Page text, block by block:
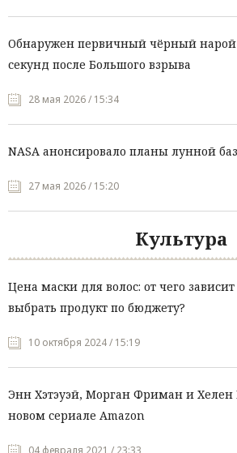
Обнаружен первичный чёрный
секунд после Большого взрыва
28 мая 2026 / 15:34
NASA анонсировало планы лунной
27 мая 2026 / 15:20
Культура
Цена маски для волос: от чего
выбрать продукт по бюджету?
10 октября 2024 / 15:19
Энн Хэтэуэй, Морган Фриман и
новом сериале Amazon